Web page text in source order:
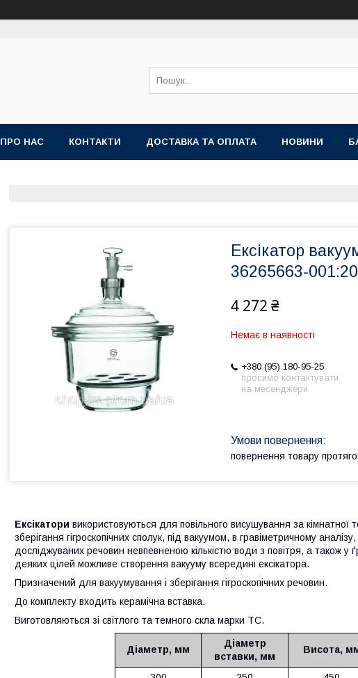
ПРО НАС КОНТАКТИ ДОСТАВКА ТА ОПЛАТА НОВИНИ
Ексікатор
36265663-
4 272 ₴
Немає в наявності
+380 (95) 180-95-25
просимо контактувати
на месенджери
повернення товару
Ексікатори використовуються для повільного висушування за кімнатної
зберігання гігроскопічних сполук, під вакуумом, в гравіметричному
досліджуваних речовин невпевненою кількістю води з повітря, а також
деяких цілей можливе створення вакууму всередині ексікатора.
Призначений для вакуумування і зберігання гігроскопічних речовин.
До комплекту входить керамічна вставка.
Виготовляються зі світлого та темного скла марки ТС.
Діаметр, мм
Діаметр
вставки, мм
Висота,